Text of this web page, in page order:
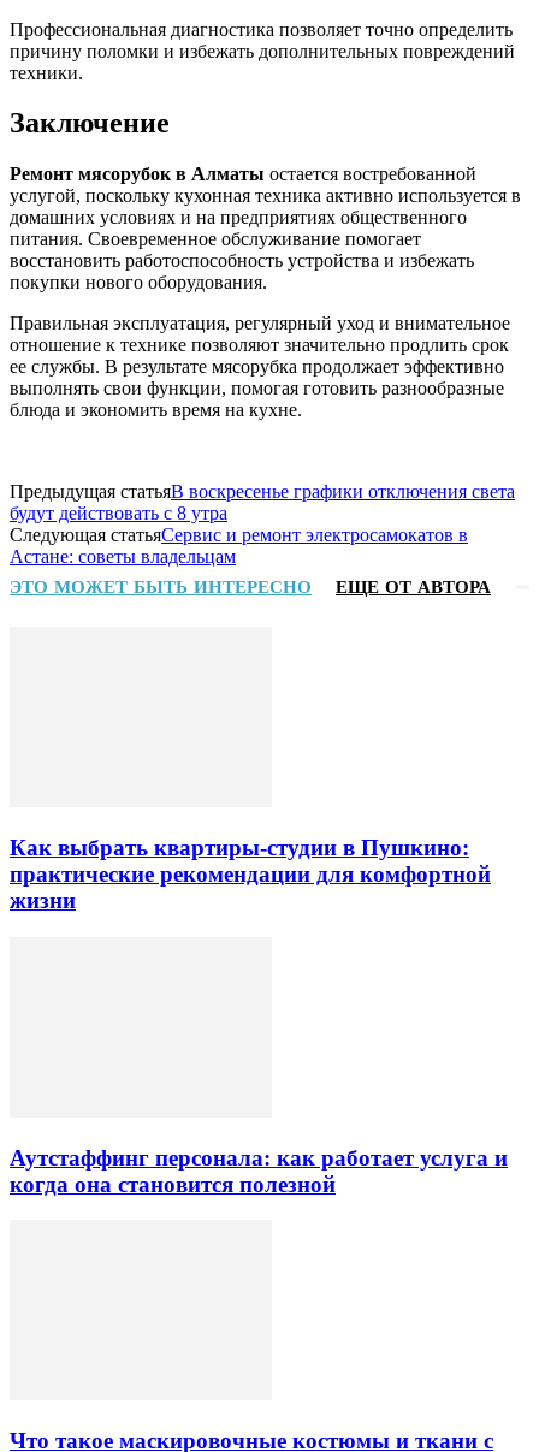
Профессиональная диагностика позволяет точно определить
причину поломки и избежать дополнительных повреждений
техники.
Заключение
Ремонт мясорубок в Алматы остается востребованной
услугой, поскольку кухонная техника активно используется в
домашних условиях и на предприятиях общественного
питания. Своевременное обслуживание помогает
восстановить работоспособность устройства и избежать
покупки нового оборудования.
Правильная эксплуатация, регулярный уход и внимательное
отношение к технике позволяют значительно продлить срок
ее службы. В результате мясорубка продолжает эффективно
выполнять свои функции, помогая готовить разнообразные
блюда и экономить время на кухне.
Предыдущая статьяВ воскресенье графики отключения света
будут действовать с 8 утра
Следующая статьяСервис и ремонт электросамокатов в
Астане: советы владельцам
ЭТО МОЖЕТ БЫТЬ ИНТЕРЕСНО ЕЩЕ ОТ АВТОРА
Как выбрать квартиры-студии в Пушкино:
практические рекомендации для комфортной
жизни
Аутстаффинг персонала: как работает услуга и
когда она становится полезной
Что такое маскировочные костюмы и ткани с